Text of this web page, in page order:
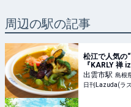
周辺の駅の記事
松江で人気の
『KARLY 禅
出雲市駅 島根